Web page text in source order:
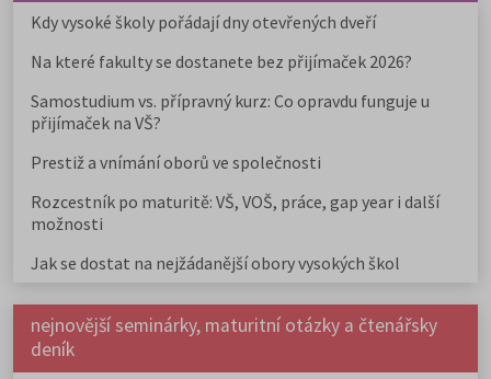
Kdy vysoké školy pořádají dny otevřených dveří
Na které fakulty se dostanete bez přijímaček 2026?
Samostudium vs. přípravný kurz: Co opravdu funguje u
přijímaček na VŠ?
Prestiž a vnímání oborů ve společnosti
Rozcestník po maturitě: VŠ, VOŠ, práce, gap year i další
možnosti
Jak se dostat na nejžádanější obory vysokých škol
nejnovější seminárky, maturitní otázky a čtenářsky
deník